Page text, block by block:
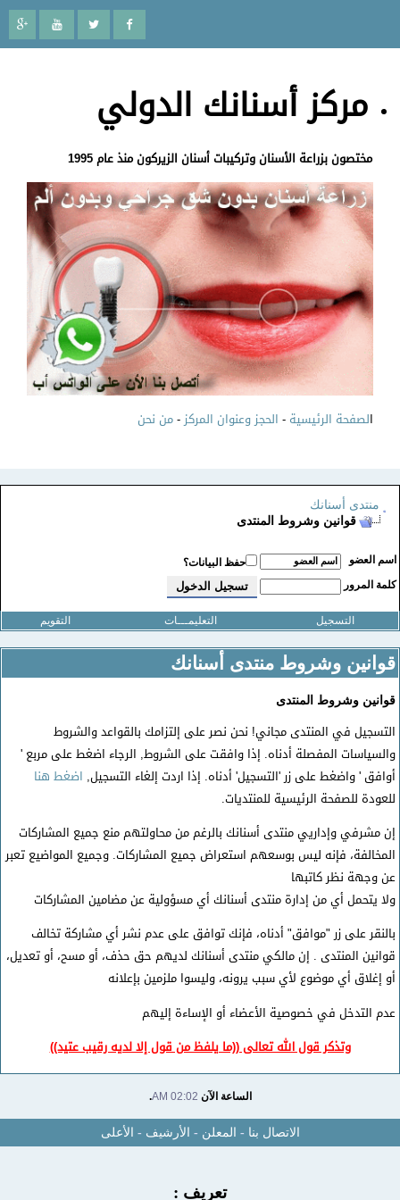
مركز أسنانك الدولي
مختصون بزراعة الأسنان وتركيبات أسنان الزيركون منذ عام 1995
لصفحة الرئيسية-الحجز وعنوان المركز-من نحن
منتدى أسنانك
قوانين وشروط المنتدى
اسم العضو
حفظ البيانات؟
كلمة المرور
التسجيل التعليمـــات التقويم
قوانين وشروط منتدى أسنانك
قوانين وشروط المنتدى
التسجيل في المنتدى مجاني! نحن نصر على إلتزامك بالقواعد والشروط
والسياسات المفصلة أدناه. إذا وافقت على الشروط, الرجاء اضغط على مربع '
أوافق ' واضغط على زر 'التسجيل' أدناه. إذا اردت إلغاء التسجيل, اضغط هنا
للعودة للصفحة الرئيسية للمنتديات.
إن مشرفي وإداريي منتدى أسنانك بالرغم من محاولتهم منع جميع المشاركات
المخالفة، فإنه ليس بوسعهم استعراض جميع المشاركات. وجميع المواضيع تعبر
عن وجهة نظر كاتبها
ولا يتحمل أي من إدارة منتدى أسنانك أي مسؤولية عن مضامين المشاركات
بالنقر على زر "موافق" أدناه، فإنك توافق على عدم نشر أي مشاركة تخالف
قوانين المنتدى . إن مالكي منتدى أسنانك لديهم حق حذف، أو مسح، أو تعديل،
أو إغلاق أي موضوع لأي سبب يرونه، وليسوا ملزمين بإعلانه
عدم التدخل في خصوصية الأعضاء أو الإساءة إليهم
وتذكر قول الله تعالى ((ما يلفظ من قول إلا لديه رقيب عتيد))
الساعة الآن02:02 AM
.
الاتصال بنا-المعلن-الأرشيف -الأعلى
تعريف :